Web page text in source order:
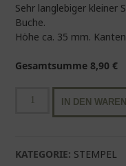
Sehr langlebiger kleiner
Buche.
Höhe ca. 35 mm.
Gesamtsumme 8,90€
Midistempel
IN DEN
KATEGORIE: STEMPEL